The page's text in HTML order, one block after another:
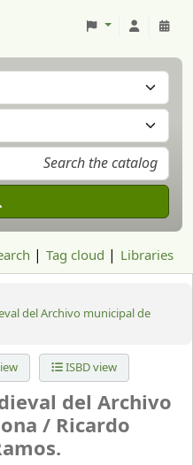
Tag cloud Libraries
del Archivo municipal de
ISBD view
del Archivo
/ Ricardo